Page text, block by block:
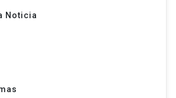
Noticia